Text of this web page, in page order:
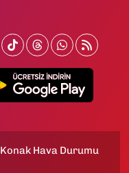
Konak Hava Durumu